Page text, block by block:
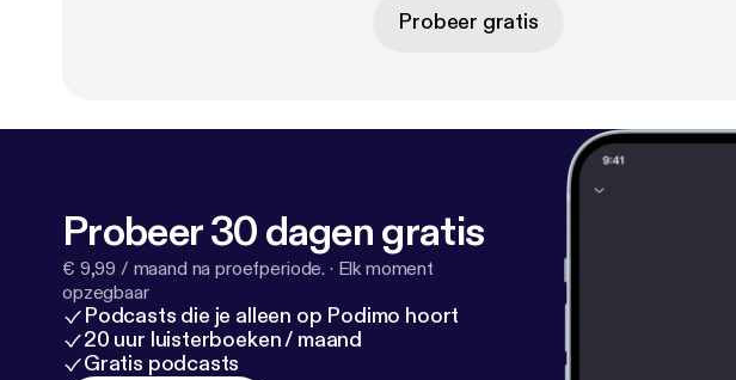
Probeer gratis
Probeer 30 dagen gratis
€ 9,99 / maand na proefperiode. · Elk moment
opzegbaar
Podcasts die je alleen op Podimo hoort
20 uur luisterboeken / maand
Gratis podcasts